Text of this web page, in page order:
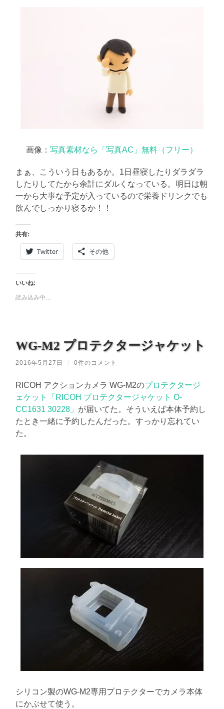
画像：写真素材なら「写真AC」無料（フリー）
まぁ、こういう日もあるか。1日昼寝したりダラダラ
したりしてたから余計にダルくなっている。明日は朝
一から大事な予定が入っているので栄養ドリンクでも
飲んでしっかり寝るか！！
共有:
Twitter その他
いいね:
読み込み中…
WG-M2 プロテクタージャケット
2016年5月27日 / 0件のコメント
RICOH アクションカメラ WG-M2のプロテクタージ
ェケット「RICOH プロテクタージャケット O-
CC1631 30228」 が届いてた。そういえば本体予約し
たとき一緒に予約したんだった。すっかり忘れてい
た。
シリコン製のWG-M2専用プロテクターでカメラ本体
にかぶせて使う。